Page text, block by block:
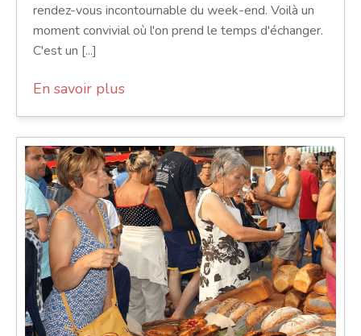
rendez-vous incontournable du week-end. Voilà un
moment convivial où l'on prend le temps d'échanger.
C'est un [...]
En savoir plus